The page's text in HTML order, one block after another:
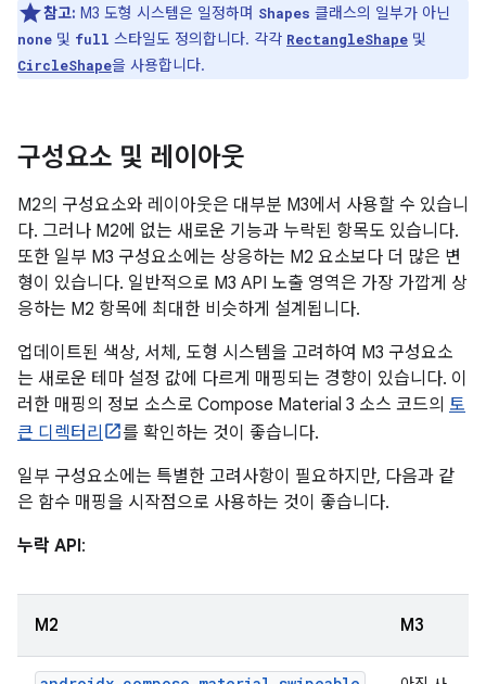
참고: M3 도형 시스템은 일정하며 Shapes 클래스의 일부가 아닌
none 및 full 스타일도 정의합니다. 각각 RectangleShape 및
CircleShape을 사용합니다.
구성요소 및 레이아웃
M2의 구성요소와 레이아웃은 대부분 M3에서 사용할 수 있습니
다. 그러나 M2에 없는 새로운 기능과 누락된 항목도 있습니다.
또한 일부 M3 구성요소에는 상응하는 M2 요소보다 더 많은 변
형이 있습니다. 일반적으로 M3 API 노출 영역은 가장 가깝게 상
응하는 M2 항목에 최대한 비슷하게 설계됩니다.
업데이트된 색상, 서체, 도형 시스템을 고려하여 M3 구성요소
는 새로운 테마 설정 값에 다르게 매핑되는 경향이 있습니다. 이
러한 매핑의 정보 소스로 Compose Material 3 소스 코드의 토
큰 디렉터리
를 확인하는 것이 좋습니다.
일부 구성요소에는 특별한 고려사항이 필요하지만, 다음과 같
은 함수 매핑을 시작점으로 사용하는 것이 좋습니다.
누락 API:
M2 M3